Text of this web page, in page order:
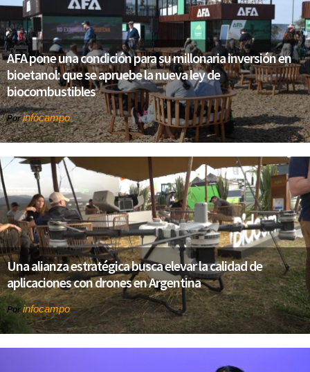
AFA pone una condición para su millonaria inversión en
bioetanol: que se apruebe la nueva ley de
biocombustibles
Porinfocampo
Una alianza estratégica busca elevar la calidad de
aplicaciones con drones en Argentina
Por infocampo